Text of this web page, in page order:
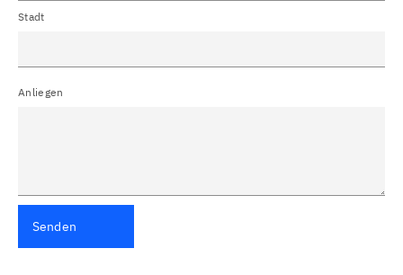
Stadt
Anliegen
Senden